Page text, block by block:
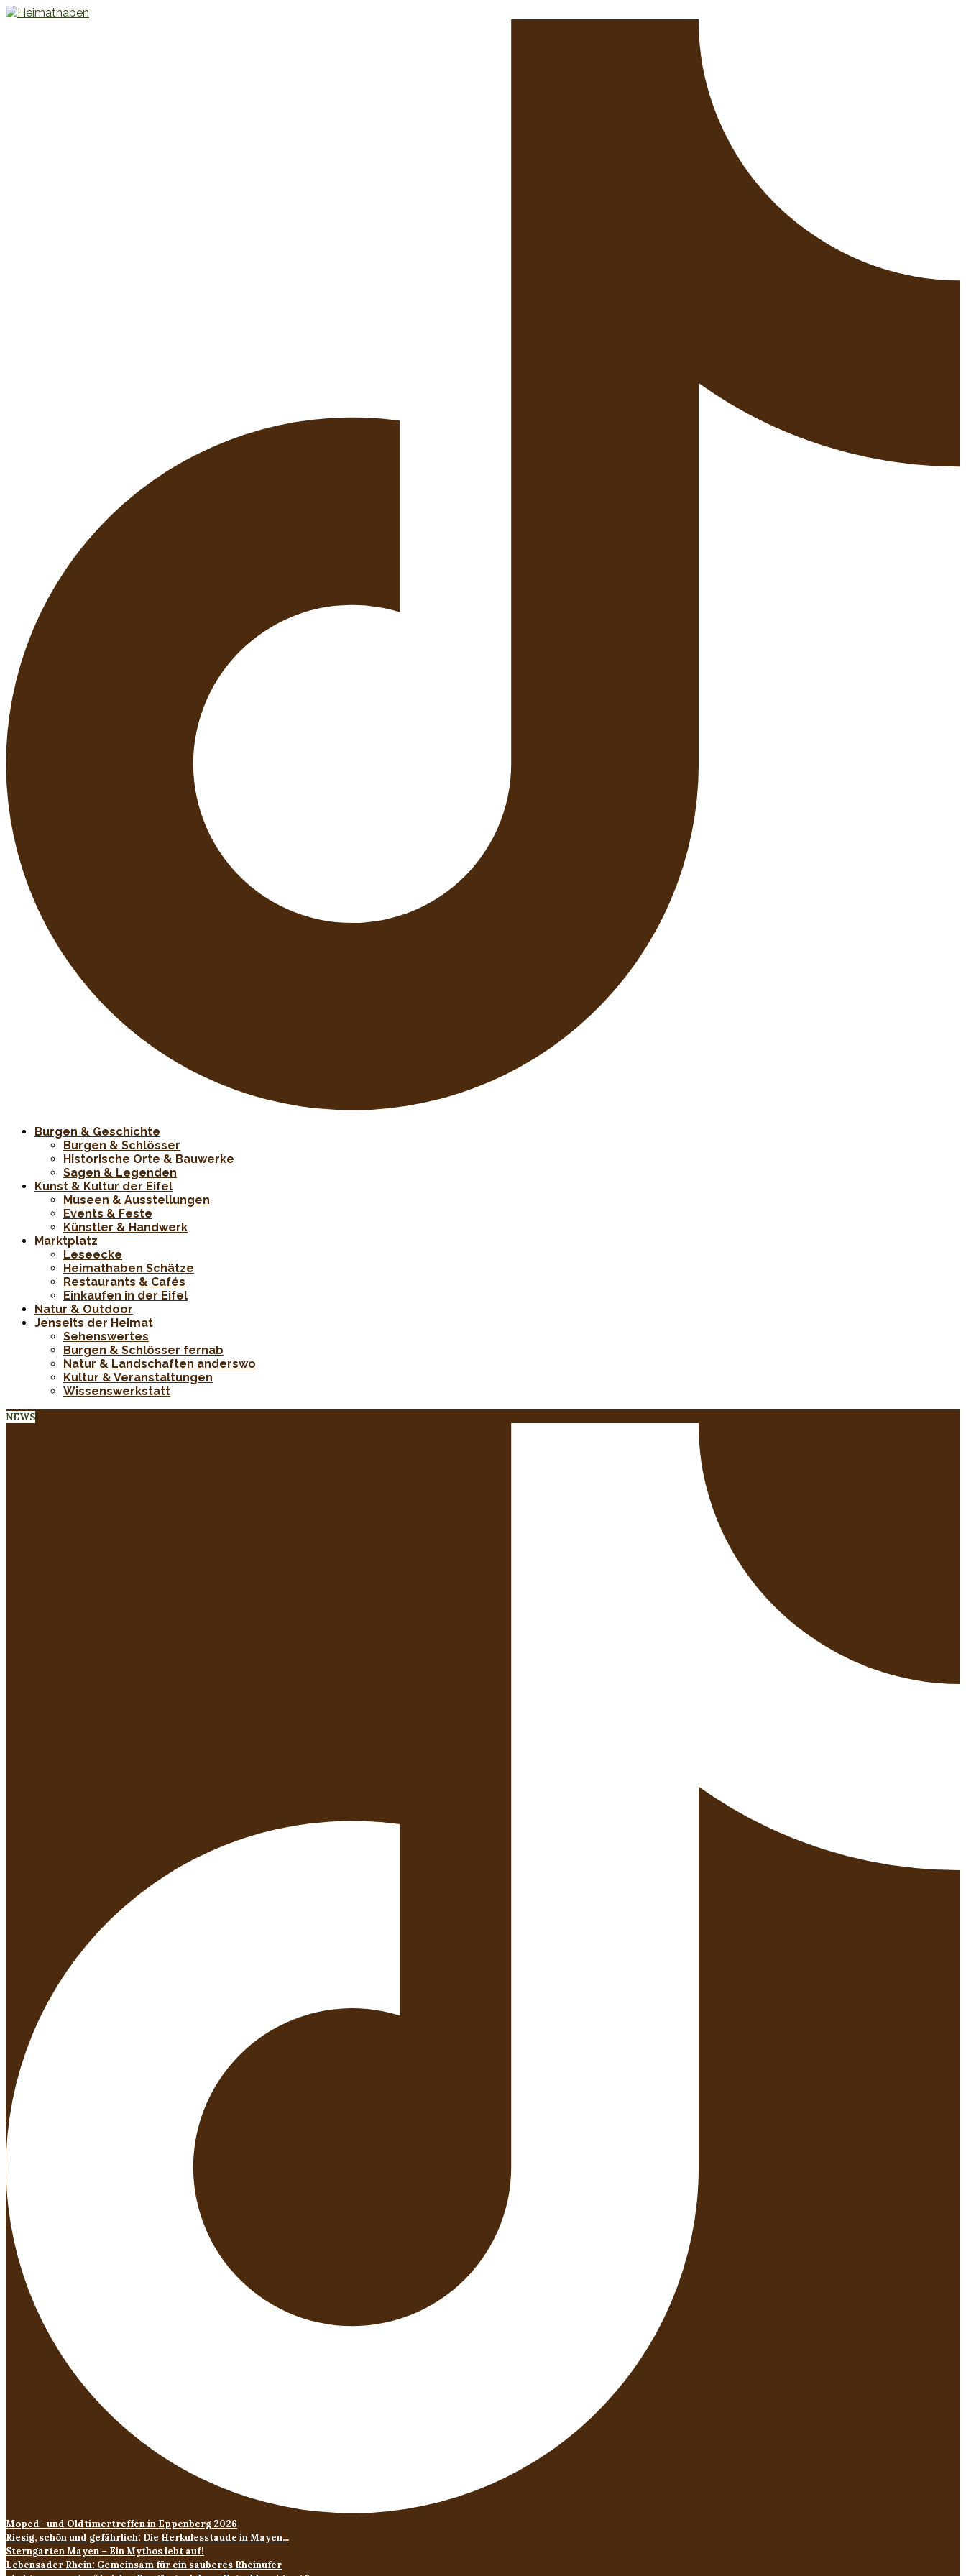
Burgen & Geschichte
Burgen & Schlösser
Historische Orte & Bauwerke
Sagen & Legenden
Kunst & Kultur der Eifel
Museen & Ausstellungen
Events & Feste
Künstler & Handwerk
Marktplatz
Leseecke
Heimathaben Schätze
Restaurants & Cafés
Einkaufen in der Eifel
Natur & Outdoor
Jenseits der Heimat
Sehenswertes
Burgen & Schlösser fernab
Natur & Landschaften anderswo
Kultur & Veranstaltungen
Wissenswerkstatt
NEWS
Moped- und Oldtimertreffen in Eppenberg 2026
Riesig, schön und gefährlich: Die Herkulesstaude in Mayen...
Sterngarten Mayen – Ein Mythos lebt auf!
Lebensader Rhein: Gemeinsam für ein sauberes Rheinufer